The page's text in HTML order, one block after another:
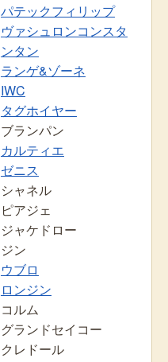
パテックフィリップ
ヴァシュロンコンスタ
ンタン
ランゲ&ゾーネ
IWC
タグホイヤー
ブランパン
カルティエ
ゼニス
シャネル
ピアジェ
ジャケドロー
ジン
ウブロ
ロンジン
コルム
グランドセイコー
クレドール